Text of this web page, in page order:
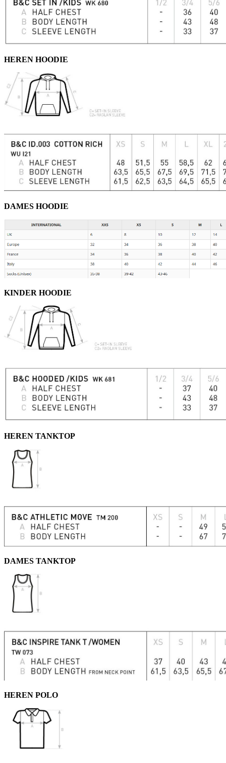
HEREN HOODIE
DAMES HOODIE
KINDER HOODIE
HEREN TANKTOP
DAMES TANKTOP
HEREN POLO